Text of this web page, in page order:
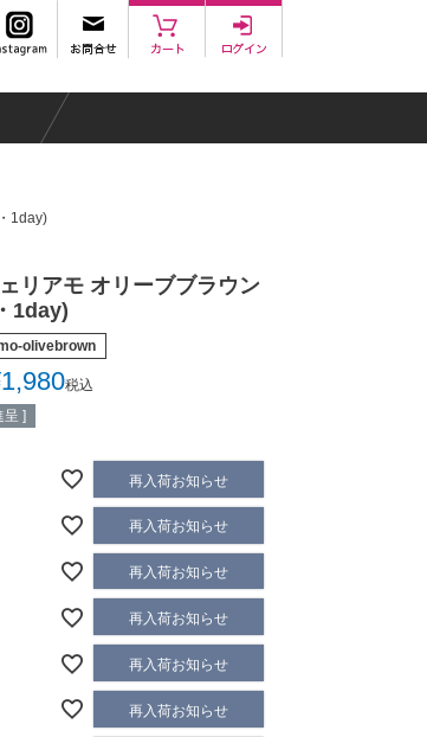
1day)
リアモ オリーブブラウン
1day)
olivebrown
1,980税込
呈 ]
再入荷お知らせ
再入荷お知らせ
再入荷お知らせ
再入荷お知らせ
再入荷お知らせ
再入荷お知らせ